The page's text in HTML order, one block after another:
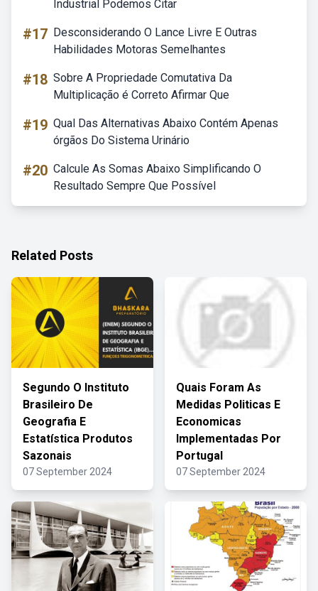
Industrial Podemos Citar
#17 Desconsiderando O Lance Livre E Outras
Habilidades Motoras Semelhantes
#18 Sobre A Propriedade Comutativa Da
Multiplicação é Correto Afirmar Que
#19 Qual Das Alternativas Abaixo Contém Apenas
órgãos Do Sistema Urinário
#20 Calcule As Somas Abaixo Simplificando O
Resultado Sempre Que Possível
Related Posts
Segundo O Instituto
Brasileiro De
Geografia E
Estatística Produtos
Sazonais
07 September 2024
Quais Foram As
Medidas Politicas E
Economicas
Implementadas Por
Portugal
07 September 2024